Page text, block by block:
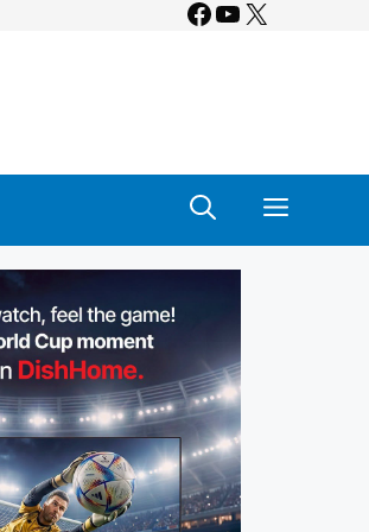
Facebook
YouTube
X